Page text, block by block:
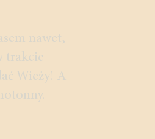
nawet,
trakcie
Wieży! A